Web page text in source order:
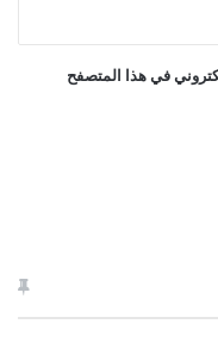
في هذا المتصفح